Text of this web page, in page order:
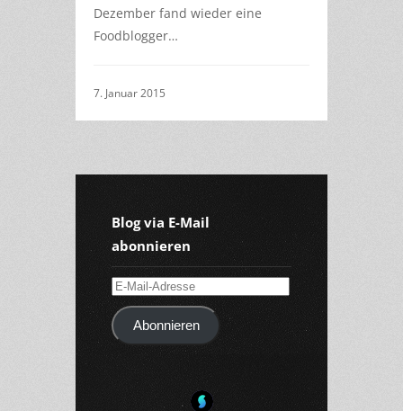
Dezember fand wieder eine
Foodblogger…
7. Januar 2015
Blog via E-Mail
abonnieren
E-
Mail-
AdresseAbonnieren